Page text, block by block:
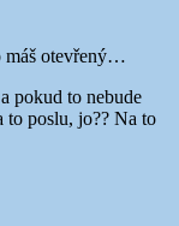
máš otevřený…
pokud to nebude
to poslu, jo?? Na to